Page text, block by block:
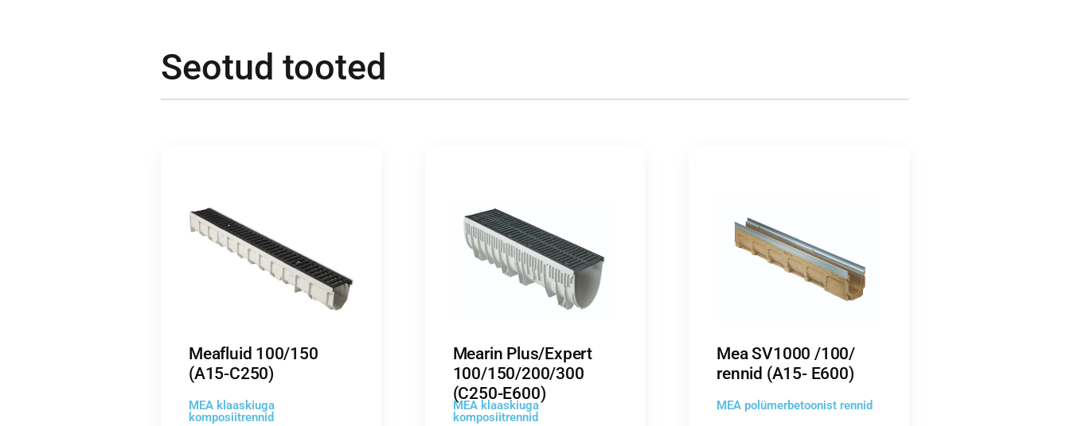
Seotud tooted
Meafluid 100/150
(A15-C250)
MEA klaaskiuga
komposiitrennid
Mearin Plus/Expert
100/150/200/300
(C250-E600)
MEA klaaskiuga
komposiitrennid
Mea SV1000 /100/
rennid (A15- E600)
MEA polümerbetoonist rennid